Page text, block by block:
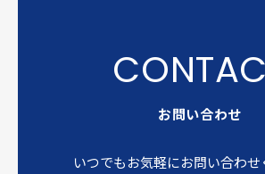
お問い合わせ
いつでもお気軽にお問い合わせ